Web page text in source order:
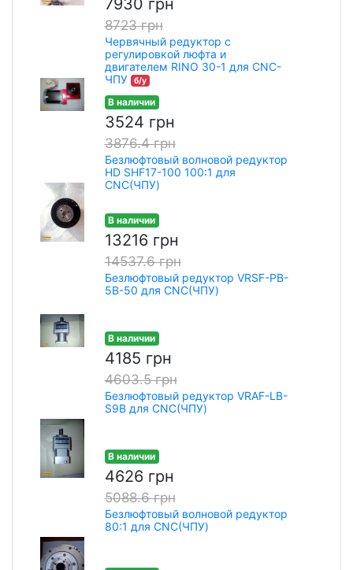
8723 грн
Червячный редуктор с
регулировкой люфта и
двигателем RINO 30-1 для CNC-
ЧПУ
б/у
В наличии
3524 грн
3876.4 грн
Безлюфтовый волновой редуктор
HD SHF17-100 100:1 для
CNC(ЧПУ)
В наличии
13216 грн
14537.6 грн
Безлюфтовый редуктор VRSF-PB-
5B-50 для CNC(ЧПУ)
В наличии
4185 грн
4603.5 грн
Безлюфтовый редуктор VRАF-LB-
S9B для CNC(ЧПУ)
В наличии
4626 грн
5088.6 грн
Безлюфтовый волновой редуктор
80:1 для CNC(ЧПУ)